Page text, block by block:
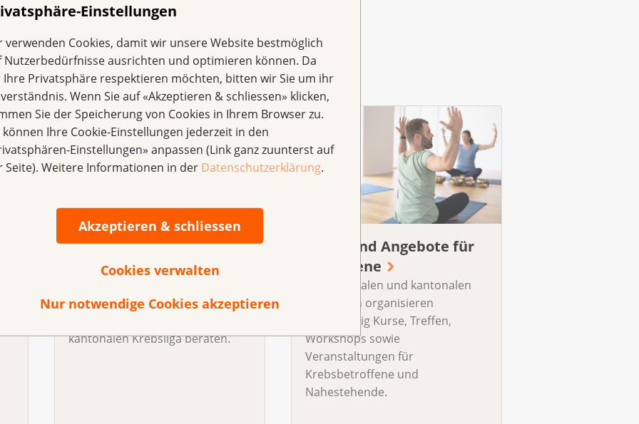
Einstellungen
verwenden Cookies, damit wir unsere Website bestmöglich
Nutzerbedürfnisse ausrichten und optimieren können. Da
Ihre Privatsphäre respektieren möchten, bitten wir Sie um ihr
Wenn Sie auf «Akzeptieren & schliessen» klicken,
Sie der Speicherung von Cookies in Ihrem Browser zu.
können Ihre Cookie-Einstellungen jederzeit in den
Einstellungen» anpassen (Link ganz zuunterst auf
Seite). Weitere Informationen in der Datenschutzerklärung.
Akzeptieren & schliessen
Cookies verwalten
Nur notwendige Cookies akzeptieren
Beratung &
Unterstützung
Melden Sie sich bei KrebsInfo
kantonalen Krebsliga beraten.
Kurse und Angebote für
Betroffene
Die regionalen und kantonalen
Krebsligen organisieren
regelmässig Kurse, Treffen,
Workshops sowie
Veranstaltungen für
Krebsbetroffene und
Nahestehende.